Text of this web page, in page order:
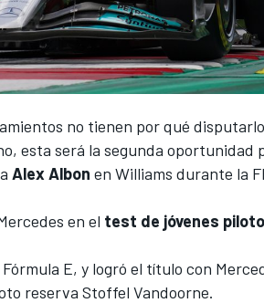
no tienen por qué
esta será la segunda oportunidad
Alex Albon en Williams durante la
en el test de jóvenes
E, y logró el título con
reserva Stoffel Vandoorne.